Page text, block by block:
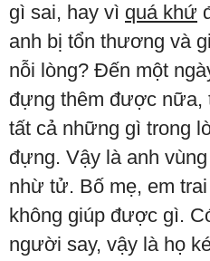
gì sai, hay vì quá khứ
anh bị tổn thương và
nỗi lòng? Đến một
đựng thêm được nữa,
tất cả những gì trong
đựng. Vậy là anh
nhừ tử. Bố mẹ, em
không giúp được gì.
người say, vậy là họ